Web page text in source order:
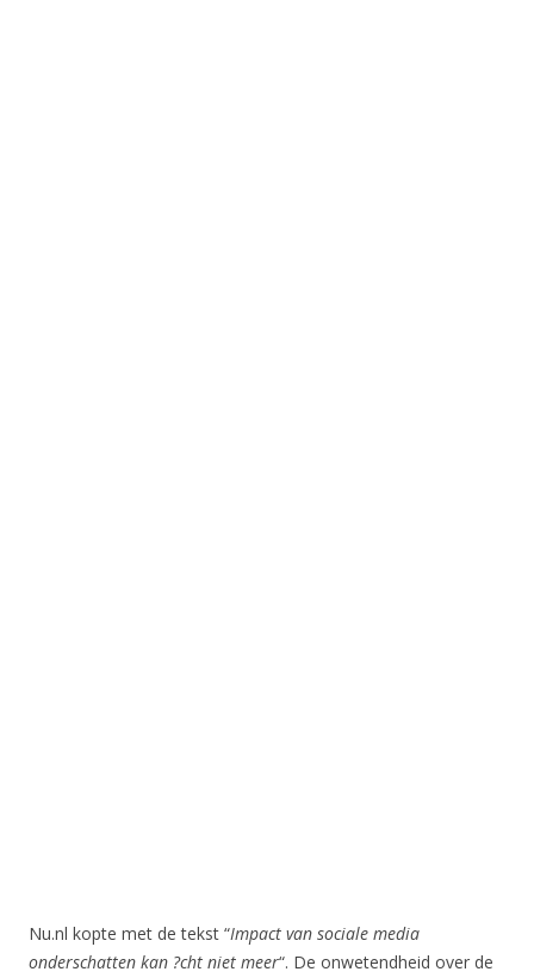
Nu.nl kopte met de tekst “Impact van sociale media
onderschatten kan ?cht niet meer“. De onwetendheid over de